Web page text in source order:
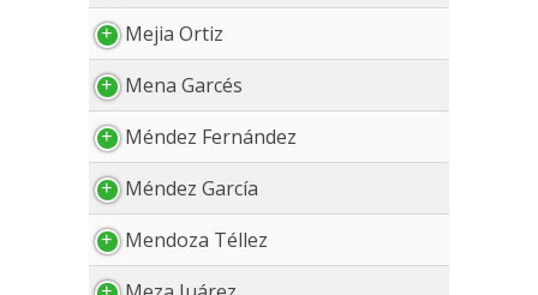
Mejia Ortiz
Mena Garcés
Méndez Fernández
Méndez García
Mendoza Téllez